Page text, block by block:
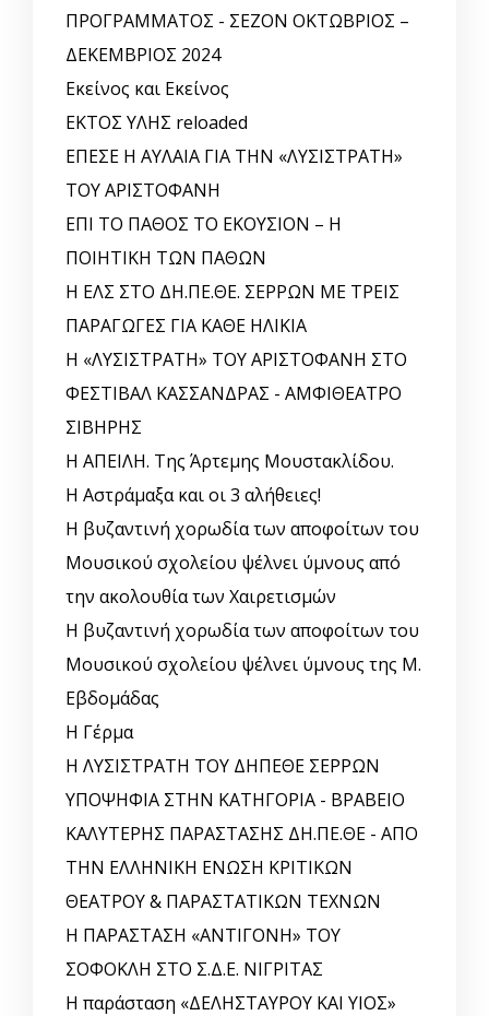
ΠΡΟΓΡΑΜΜΑΤΟΣ - ΣΕΖΟΝ ΟΚΤΩΒΡΙΟΣ –
ΔΕΚΕΜΒΡΙΟΣ 2024
Εκείνος και Εκείνος
ΕΚΤΟΣ ΥΛΗΣ reloaded
ΕΠΕΣΕ Η ΑΥΛΑΙΑ ΓΙΑ ΤΗΝ «ΛΥΣΙΣΤΡΑΤΗ»
ΤΟΥ ΑΡΙΣΤΟΦΑΝΗ
ΕΠΙ ΤΟ ΠΑΘΟΣ ΤΟ ΕΚΟΥΣΙΟΝ – Η
ΠΟΙΗΤΙΚΗ ΤΩΝ ΠΑΘΩΝ
Η ΕΛΣ ΣΤΟ ΔΗ.ΠΕ.ΘΕ. ΣΕΡΡΩΝ ΜΕ ΤΡΕΙΣ
ΠΑΡΑΓΩΓΕΣ ΓΙΑ ΚΑΘΕ ΗΛΙΚΙΑ
Η «ΛΥΣΙΣΤΡΑΤΗ» ΤΟΥ ΑΡΙΣΤΟΦΑΝΗ ΣΤΟ
ΦΕΣΤΙΒΑΛ ΚΑΣΣΑΝΔΡΑΣ - ΑΜΦΙΘΕΑΤΡΟ
ΣΙΒΗΡΗΣ
Η ΑΠΕΙΛΗ. Της Άρτεμης Μουστακλίδου.
Η Αστράμαξα και οι 3 αλήθειες!
Η βυζαντινή χορωδία των αποφοίτων του
Μουσικού σχολείου ψέλνει ύμνους από
την ακολουθία των Χαιρετισμών
Η βυζαντινή χορωδία των αποφοίτων του
Μουσικού σχολείου ψέλνει ύμνους της Μ.
Εβδομάδας
Η Γέρμα
Η ΛΥΣΙΣΤΡΑΤΗ ΤΟΥ ΔΗΠΕΘΕ ΣΕΡΡΩΝ
ΥΠΟΨΗΦΙΑ ΣΤΗΝ ΚΑΤΗΓΟΡΙΑ - ΒΡΑΒΕΙΟ
ΚΑΛΥΤΕΡΗΣ ΠΑΡΑΣΤΑΣΗΣ ΔΗ.ΠΕ.ΘΕ - ΑΠΟ
ΤΗΝ ΕΛΛΗΝΙΚΗ ΕΝΩΣΗ ΚΡΙΤΙΚΩΝ
ΘΕΑΤΡΟΥ & ΠΑΡΑΣΤΑΤΙΚΩΝ ΤΕΧΝΩΝ
Η ΠΑΡΑΣΤΑΣΗ «ΑΝΤΙΓΟΝΗ» ΤΟΥ
ΣΟΦΟΚΛΗ ΣΤΟ Σ.Δ.Ε. ΝΙΓΡΙΤΑΣ
Η παράσταση «ΔΕΛΗΣΤΑΥΡΟΥ ΚΑΙ ΥΙΟΣ»